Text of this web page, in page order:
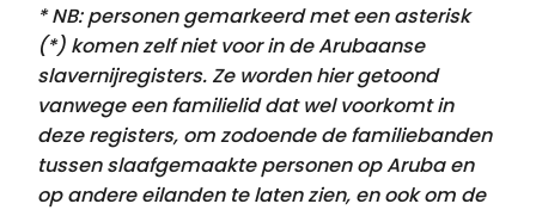
* NB: personen gemarkeerd met een asterisk
(*) komen zelf niet voor in de Arubaanse
slavernijregisters. Ze worden hier getoond
vanwege een familielid datwel voorkomtin
deze registers, om zodoende de familiebanden
tussen slaafgemaakte personen op Aruba en
op andere eilanden te laten zien, en ook om de